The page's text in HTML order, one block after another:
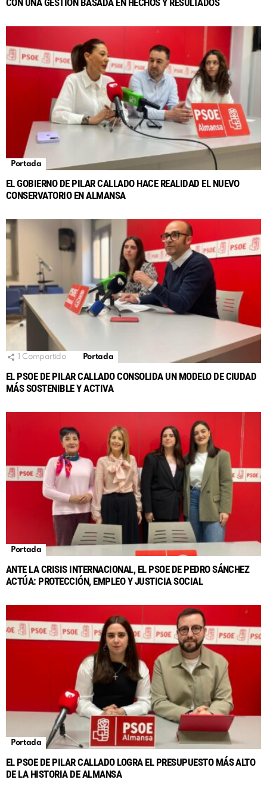
Portada
EL GOBIERNO DE PILAR CALLADO HACE REALIDAD EL NUEVO
CONSERVATORIO EN ALMANSA
Compartido Portada
EL PSOE DE PILAR CALLADO CONSOLIDA UN MODELO DE CIUDAD
MÁS SOSTENIBLE Y ACTIVA
Portada
ANTE LA CRISIS INTERNACIONAL, EL PSOE DE PEDRO SÁNCHEZ
ACTÚA: PROTECCIÓN, EMPLEO Y JUSTICIA SOCIAL
Portada
EL PSOE DE PILAR CALLADO LOGRA EL PRESUPUESTO MÁS ALTO
DE LA HISTORIA DE ALMANSA